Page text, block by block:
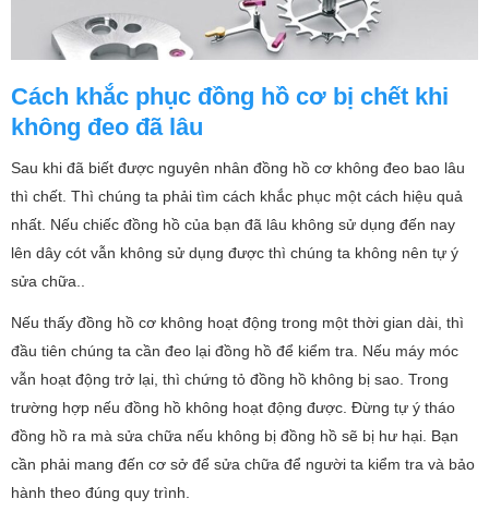
Cách khắc phục đồng hồ cơ bị chết khi
không đeo đã lâu
Sau khi đã biết được nguyên nhân đồng hồ cơ không đeo bao lâu
thì chết. Thì chúng ta phải tìm cách khắc phục một cách hiệu quả
nhất. Nếu chiếc đồng hồ của bạn đã lâu không sử dụng đến nay
lên dây cót vẫn không sử dụng được thì chúng ta không nên tự ý
sửa chữa..
Nếu thấy đồng hồ cơ không hoạt động trong một thời gian dài, thì
đầu tiên chúng ta cần đeo lại đồng hồ để kiểm tra. Nếu máy móc
vẫn hoạt động trở lại, thì chứng tỏ đồng hồ không bị sao. Trong
trường hợp nếu đồng hồ không hoạt động được. Đừng tự ý tháo
đồng hồ ra mà sửa chữa nếu không bị đồng hồ sẽ bị hư hại. Bạn
cần phải mang đến cơ sở để sửa chữa để người ta kiểm tra và bảo
hành theo đúng quy trình.